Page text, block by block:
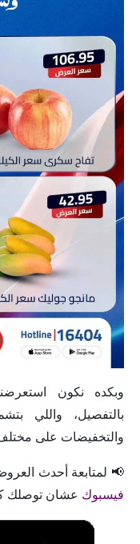
وبكده نكون
بالتفصيل، واللي
والتخفيضات على
📢 لمتابعة أحدث
فيسبوك عشان توصلك